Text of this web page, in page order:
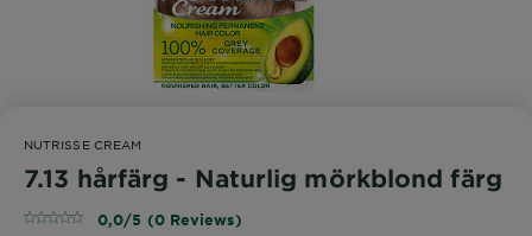
NUTRISSE CREAM
7.13 hårfärg - Naturlig mörkblond färg
0,0/5 (0 Reviews)